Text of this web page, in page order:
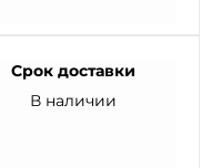
Срок доставки
В наличии